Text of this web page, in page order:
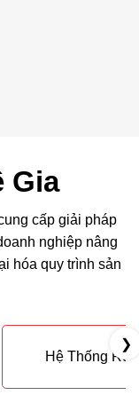
Gia
cấp giải pháp
nghiệp nâng
hóa quy trình sản
Hệ Thống
❯